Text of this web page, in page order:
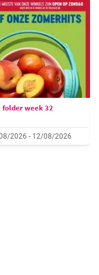
folder week 32
2026 - 12/08/2026